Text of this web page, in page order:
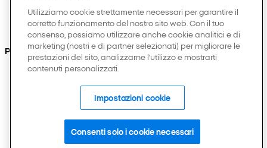
Uomo
Hobby e tempo libero
Puoi anche trovarci su
Utilizziamo cookie strettamente necessari per garantire il
corretto funzionamento del nostro sito web. Con il tuo
consenso, possiamo utilizzare anche cookie analitici e di
marketing (nostri e di partner selezionati) per migliorare le
prestazioni del sito, analizzarne l’utilizzo e mostrarti
contenuti personalizzati.
Impostazioni cookie
Consenti solo i cookie necessari